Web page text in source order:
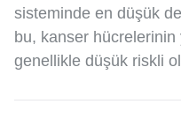
sisteminde en düşük
bu, kanser
genellikle düşük riskli